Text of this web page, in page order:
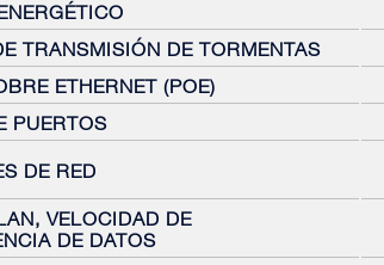
TRANSMISIÓN DE TORMENTAS
ETHERNET (POE)
PUERTOS
DE RED
VELOCIDAD DE
DE DATOS